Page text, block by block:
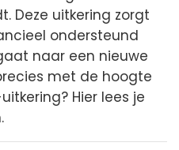
Deze uitkering zorgt
ondersteund
naar een nieuwe
met de hoogte
Hier lees je